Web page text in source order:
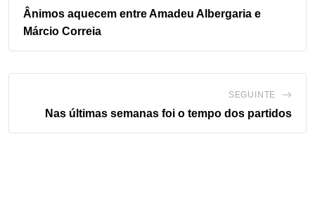
Ânimos aquecem entre Amadeu Albergaria e
Márcio Correia
SEGUINTE
Nas últimas semanas foi o tempo dos partidos